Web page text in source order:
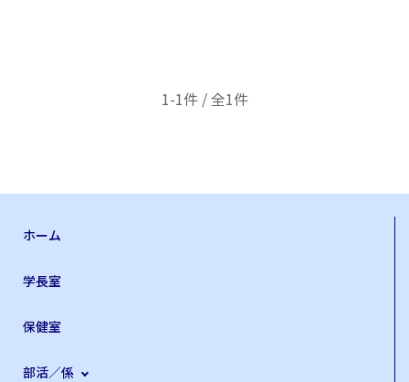
1-1件 / 全1件
ホーム
学長室
保健室
部活／係